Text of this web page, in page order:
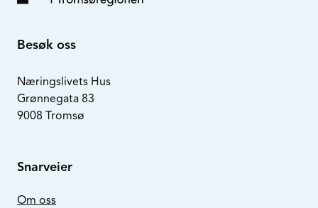
Besøk oss
Næringslivets Hus
Grønnegata 83
9008 Tromsø
Snarveier
Om oss